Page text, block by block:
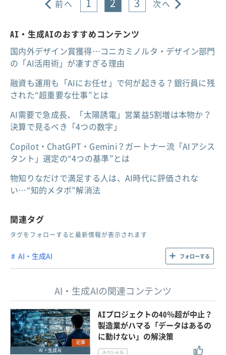
前へ 1 2 3 次へ
AI・生成AIのおすすめコンテンツ
国内外デザイン賞獲得…コニカミノルタ・デザイン部門
の「AI活用術」が凄すぎる理由
融資も運用も「AIにお任せ」で何が起きる？銀行員に残
された“超重要な仕事”とは
AI需要で急成長、「太陽誘電」営業益5割増は本物か？
決算で見るべき「4つの数字」
Copilot・ChatGPT・Gemini？ガートナー流「AIアシス
タント」選定の“4つの基準”とは
物知りなだけで満足する人は、AI時代に評価されな
い…“知的メタボ”解消法
関連タグ
タグをフォローすると最新情報が表示されます
AI・生成AI フォローする
AI・生成AIの関連コンテンツ
記事
AI・生成AI
AIプロジェクトの40％超が中止？
製造業がハマる「データはあるの
に動けない」の解決策